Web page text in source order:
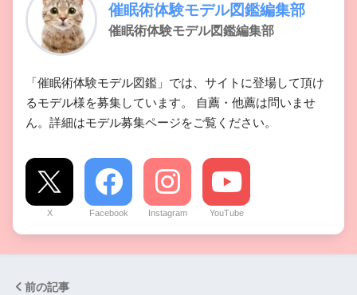
催眠術体験モデル図鑑編集部
催眠術体験モデル図鑑編集部
「催眠術体験モデル図鑑」では、サイトに登場して頂け
るモデル様を募集しています。 自薦・他薦は問いませ
ん。詳細はモデル募集ページをご覧ください。
X Facebook Instagram YouTube
前の記事